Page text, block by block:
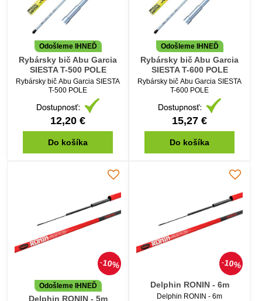
Odošleme IHNEĎ
Rybársky bič Abu Garcia
SIESTA T-500 POLE
Rybársky bič Abu Garcia SIESTA
T-500 POLE
12,20 €
Do košíka
Odošleme IHNEĎ
Rybársky bič Abu Garcia
SIESTA T-600 POLE
Rybársky bič Abu Garcia SIESTA
T-600 POLE
15,27 €
Do košíka
10%
Odošleme IHNEĎ
Delphin RONIN - 5m
10%
Delphin RONIN - 6m
Delphin RONIN - 6m